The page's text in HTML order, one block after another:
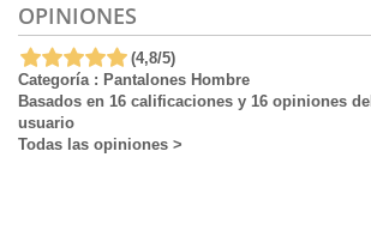
OPINIONES
(4,8/5)
Categoría : Pantalones Hombre
Basados en 16 calificaciones y 16 opiniones del
usuario
Todas las opiniones >